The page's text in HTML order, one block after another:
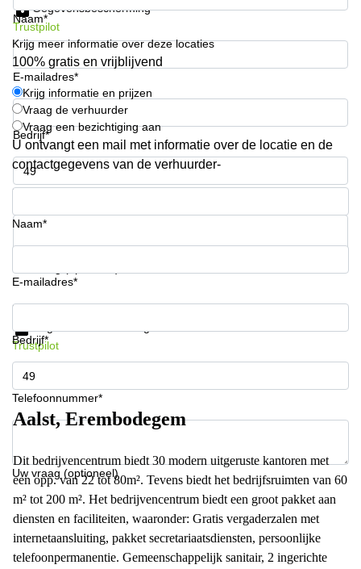
Antwerpen
Locaux
commerciaux
à louer en
Bruxelles
Kantoor
te huur
in Sint-
Niklaas
Naam*
E-mailadres*
Bedrijf*
Telefoonnummer*
Gegevensbescherming
Trustpilot
Krijg meer informatie over deze locaties
100% gratis en vrijblijvend
Krijg informatie en prijzen
Vraag de verhuurder
Vraag een bezichtiging aan
U ontvangt een mail met informatie over de locatie en de
contactgegevens van de verhuurder-
Naam*
E-mailadres*
Bedrijf*
Telefoonnummer*
Uw vraag (optioneel)
Krijg informatie en prijzen
Trustpilot
Aalst, Erembodegem
Dit bedrijvencentrum biedt 30 modern uitgeruste kantoren met
een opp. van 22 tot 80m². Tevens biedt het bedrijfsruimten van 60
m² tot 200 m². Het bedrijvencentrum biedt een groot pakket aan
diensten en faciliteiten, waaronder: Gratis vergaderzalen met
internetaansluiting, pakket secretariaatsdiensten, persoonlijke
telefoonpermanentie. Gemeenschappelijk sanitair, 2 ingerichte